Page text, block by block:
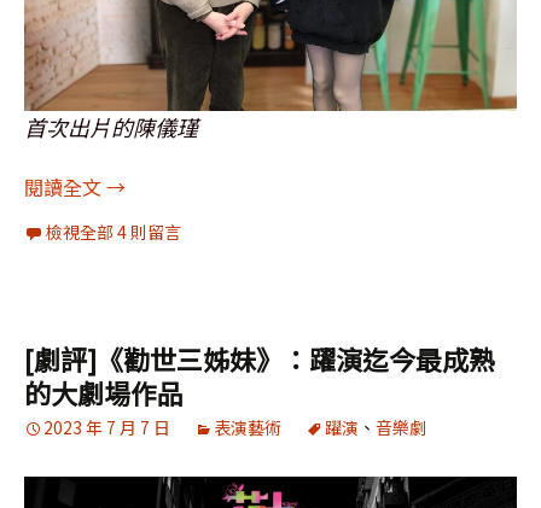
首次出片的陳儀瑾
閱讀全文[圖輯]合照：陳儀瑾、李晉瑋、黃致凱、王希文、
→
檢視全部 4 則留言
[劇評]《勸世三姊妹》：躍演迄今最成熟
的大劇場作品
2023 年 7 月 7 日 表演藝術 躍演 、 音樂劇